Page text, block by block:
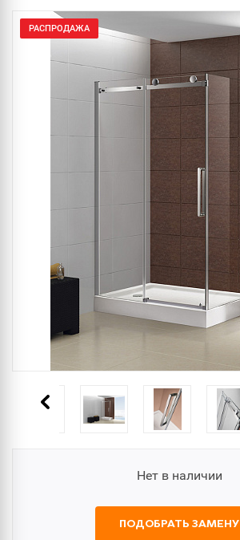
РАСПРОДАЖА
Нет в наличии
ПОДОБРАТЬ ЗАМЕНУ